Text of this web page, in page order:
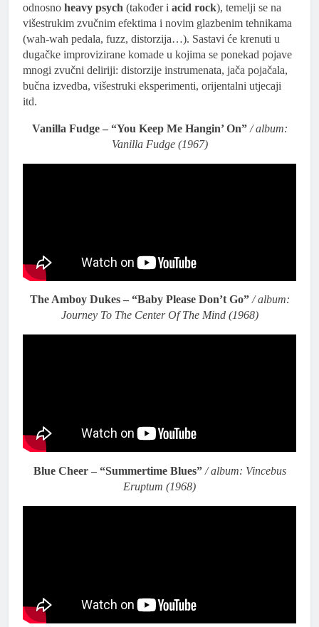
odnosno heavy psych (također i acid rock), temelji se na
višestrukim zvučnim efektima i novim glazbenim tehnikama
(wah-wah pedala, fuzz, distorzija…). Sastavi će krenuti u
dugačke improvizirane komade u kojima se ponekad pojave
mnogi zvučni deliriji: distorzije instrumenata, jača pojačala,
bučna izvedba, višestruki eksperimenti, orijentalni utjecaji
itd.
Vanilla Fudge – “You Keep Me Hangin’ On” / album:
Vanilla Fudge (1967)
The Amboy Dukes – “Baby Please Don’t Go” / album:
Journey To The Center Of The Mind (1968)
Blue Cheer – “Summertime Blues”/ album: Vincebus
Eruptum (1968)